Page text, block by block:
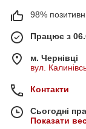
98%
Працює з
м. Чернівці
вул.
Контакти
Сьогодні
Показати